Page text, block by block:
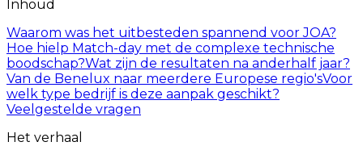
Inhoud
Waarom was het uitbesteden spannend voor JOA?
Hoe hielp Match-day met de complexe technische
boodschap?Wat zijn de resultaten na anderhalf jaar?
Van de Benelux naar meerdere Europese regio'sVoor
welk type bedrijf is deze aanpak geschikt?
Veelgestelde vragen
Het verhaal